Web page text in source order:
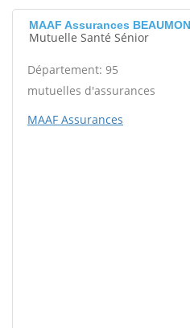
MAAF Assurances
Mutuelle Santé Sénior
Département: 95
mutuelles d'assurances
MAAF Assurances